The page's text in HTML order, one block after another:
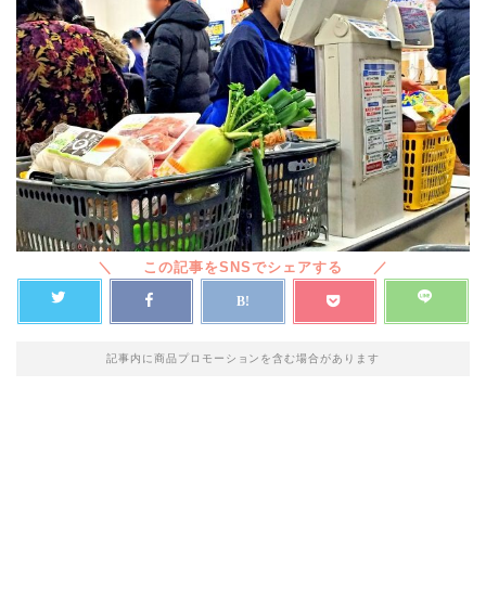
記事内に商品プロモーションを含む場合があります